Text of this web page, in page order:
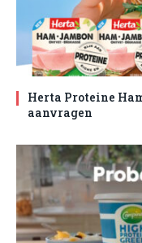
Herta Proteine
aanvragen